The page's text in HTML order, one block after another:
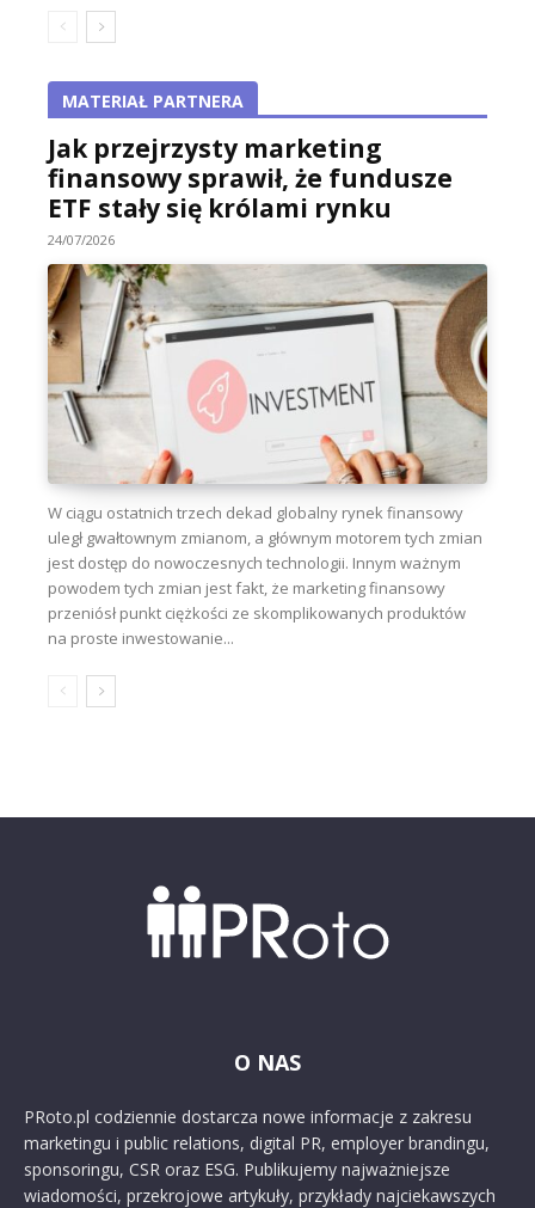
MATERIAŁ PARTNERA
Jak przejrzysty marketing
finansowy sprawił, że fundusze
ETF stały się królami rynku
24/07/2026
W ciągu ostatnich trzech dekad globalny rynek finansowy
uległ gwałtownym zmianom, a głównym motorem tych zmian
jest dostęp do nowoczesnych technologii. Innym ważnym
powodem tych zmian jest fakt, że marketing finansowy
przeniósł punkt ciężkości ze skomplikowanych produktów
na proste inwestowanie...
O NAS
PRoto.pl codziennie dostarcza nowe informacje z zakresu
marketingu i public relations, digital PR, employer brandingu,
sponsoringu, CSR oraz ESG. Publikujemy najważniejsze
wiadomości, przekrojowe artykuły, przykłady najciekawszych